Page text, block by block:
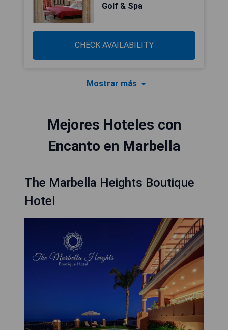
Golf & Spa
CHECK AVAILABILITY
Mostrar más
Mejores Hoteles con
Encanto en Marbella
The Marbella Heights Boutique
Hotel